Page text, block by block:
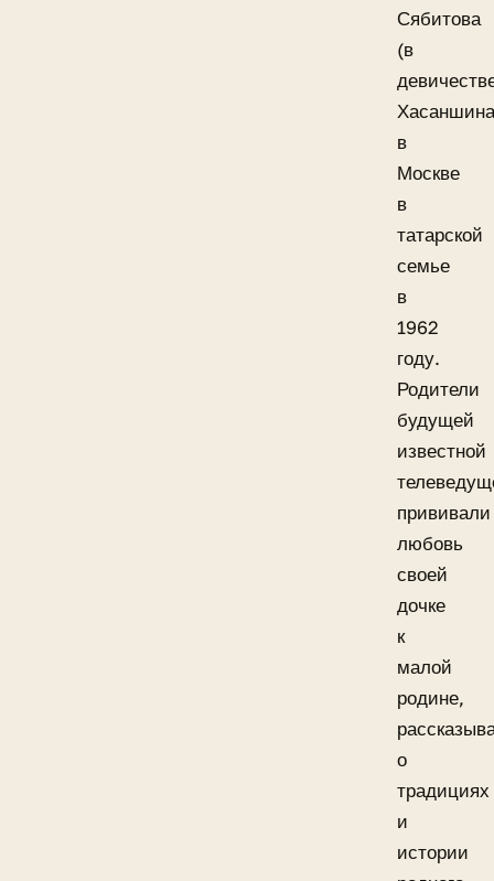
Сябитова
(в
в
Москве
в
татарской
семье
в
1962
году.
Родители
будущей
известной
прививали
любовь
своей
дочке
к
малой
родине,
о
традициях
и
истории